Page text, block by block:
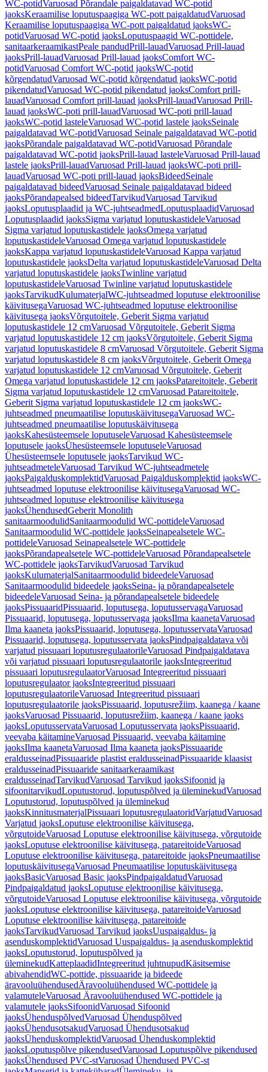
WC-potidVaruosad Põrandale paigaldatavad WC-potid
jaoksKeraamilise loputuspaagiga WC-pott paigaldatudVaruosad
Keraamilise loputuspaagiga WC-pott paigaldatud jaoksWC-
potidVaruosad WC-potid jaoksLoputuspaagid WC-pottidele,
sanitaarkeraamikastPeale pandudPrill-lauadVaruosad Prill-lauad
jaoksPrill-lauadVaruosad Prill-lauad jaoksComfort WC-
potidVaruosad Comfort WC-potid jaoksWC-potid
kõrgendatudVaruosad WC-potid kõrgendatud jaoksWC-potid
pikendatudVaruosad WC-potid pikendatud jaoksComfort prill-
lauadVaruosad Comfort prill-lauad jaoksPrill-lauadVaruosad Prill-
lauad jaoksWC-poti prill-lauadVaruosad WC-poti prill-lauad
jaoksWC-potid lasteleVaruosad WC-potid lastele jaoksSeinale
paigaldatavad WC-potidVaruosad Seinale paigaldatavad WC-potid
jaoksPõrandale paigaldatavad WC-potidVaruosad Põrandale
paigaldatavad WC-potid jaoksPrill-lauad lasteleVaruosad Prill-lauad
lastele jaoksPrill-lauadVaruosad Prill-lauad jaoksWC-poti prill-
lauadVaruosad WC-poti prill-lauad jaoksBideedSeinale
paigaldatavad bideedVaruosad Seinale paigaldatavad bideed
jaoksPõrandapealsed bideedTarvikudVaruosad Tarvikud
jaoksLoputusplaadid ja WC-juhtseadmedLoputusplaadidVaruosad
Loputusplaadid jaoksSigma varjatud loputuskastideleVaruosad
Sigma varjatud loputuskastidele jaoksOmega varjatud
loputuskastideleVaruosad Omega varjatud loputuskastidele
jaoksKappa varjatud loputuskastideleVaruosad Kappa varjatud
loputuskastidele jaoksDelta varjatud loputuskastideleVaruosad Delta
varjatud loputuskastidele jaoksTwinline varjatud
loputuskastideleVaruosad Twinline varjatud loputuskastidele
jaoksTarvikudKulumaterjalWC-juhtseadmed loputuse elektroonilise
käivitusegaVaruosad WC-juhtseadmed loputuse elektroonilise
käivitusega jaoksVõrgutoitele, Geberit Sigma varjatud
loputuskastidele 12 cmVaruosad Võrgutoitele, Geberit Sigma
varjatud loputuskastidele 12 cm jaoksVõrgutoitele, Geberit Sigma
varjatud loputuskastidele 8 cmVaruosad Võrgutoitele, Geberit Sigma
varjatud loputuskastidele 8 cm jaoksVõrgutoitele, Geberit Omega
varjatud loputuskastidele 12 cmVaruosad Võrgutoitele, Geberit
Omega varjatud loputuskastidele 12 cm jaoksPatareitoitele, Geberit
Sigma varjatud loputuskastidele 12 cmVaruosad Patareitoitele,
Geberit Sigma varjatud loputuskastidele 12 cm jaoksWC-
juhtseadmed pneumaatilise loputuskäivitusegaVaruosad WC-
juhtseadmed pneumaatilise loputuskäivitusega
jaoksKahesüsteemsele loputuseleVaruosad Kahesüsteemsele
loputusele jaoksÜhesüsteemsele loputuseleVaruosad
Ühesüsteemsele loputusele jaoksTarvikud WC-
juhtseadmeteleVaruosad Tarvikud WC-juhtseadmetele
jaoksPaigalduskomplektidVaruosad Paigalduskomplektid jaoksWC-
juhtseadmed loputuse elektroonilise käivitusegaVaruosad WC-
juhtseadmed loputuse elektroonilise käivitusega
jaoksÜhendusedGeberit Monolith
sanitaarmoodulidSanitaarmoodulid WC-pottideleVaruosad
Sanitaarmoodulid WC-pottidele jaoksSeinapealsetele WC-
pottideleVaruosad Seinapealsetele WC-pottidele
jaoksPõrandapealsetele WC-pottideleVaruosad Põrandapealsetele
WC-pottidele jaoksTarvikudVaruosad Tarvikud
jaoksKulumaterjalSanitaarmoodulid bideedeleVaruosad
Sanitaarmoodulid bideedele jaoksSeina- ja põrandapealsetele
bideedeleVaruosad Seina- ja põrandapealsetele bideedele
jaoksPissuaaridPissuaarid, loputusega, loputusservagaVaruosad
Pissuaarid, loputusega, loputusservaga jaoksIlma kaanetaVaruosad
Ilma kaaneta jaoksPissuaarid, loputusega, loputusservataVaruosad
Pissuaarid, loputusega, loputusservata jaoksPindpaigaldatava või
varjatud pissuaari loputusregulaatorileVaruosad Pindpaigaldatava
või varjatud pissuaari loputusregulaatorile jaoksIntegreeritud
pissuaari loputusregulaatorVaruosad Integreeritud pissuaari
loputusregulaator jaoksIntegreeritud pissuaari
loputusregulaatorileVaruosad Integreeritud pissuaari
loputusregulaatorile jaoksPissuaarid, loputusrežiim, kaanega / kaane
jaoksVaruosad Pissuaarid, loputusrežiim, kaanega / kaane jaoks
jaoksLoputusservataVaruosad Loputusservata jaoksPissuaarid,
veevaba käitamineVaruosad Pissuaarid, veevaba käitamine
jaoksIlma kaanetaVaruosad Ilma kaaneta jaoksPissuaaride
eraldusseinadPissuaaride plastist eraldusseinadPissuaaride klaasist
eraldusseinadPissuaaride sanitaarkeraamikast
eraldusseinadTarvikudVaruosad Tarvikud jaoksSifoonid ja
sifoonitarvikudLoputustorud, loputuspõlved ja üleminekudVaruosad
Loputustorud, loputuspõlved ja üleminekud
jaoksKinnitusmaterjalPissuaari loputusregulaatoridVarjatudVaruosad
Varjatud jaoksLoputuse elektroonilise käivitusega,
võrgutoideVaruosad Loputuse elektroonilise käivitusega, võrgutoide
jaoksLoputuse elektroonilise käivitusega, patareitoideVaruosad
Loputuse elektroonilise käivitusega, patareitoide jaoksPneumaatilise
loputuskäivitusegaVaruosad Pneumaatilise loputuskäivitusega
jaoksBasicVaruosad Basic jaoksPindpaigaldatudVaruosad
Pindpaigaldatud jaoksLoputuse elektroonilise käivitusega,
võrgutoideVaruosad Loputuse elektroonilise käivitusega, võrgutoide
jaoksLoputuse elektroonilise käivitusega, patareitoideVaruosad
Loputuse elektroonilise käivitusega, patareitoide
jaoksTarvikudVaruosad Tarvikud jaoksUuspaigaldus- ja
asenduskomplektidVaruosad Uuspaigaldus- ja asenduskomplektid
jaoksLoputustorud, loputuspõlved ja
üleminekudKatteplaadidIntegreeritud juhtnupudKäsitsemise
abivahendidWC-pottide, pissuaaride ja bideede
äravooluühendusedÄravooluühendused WC-pottidele ja
valamuteleVaruosad Äravooluühendused WC-pottidele ja
valamutele jaoksSifoonidVaruosad Sifoonid
jaoksÜhenduspõlvedVaruosad Ühenduspõlved
jaoksÜhendusotsakudVaruosad Ühendusotsakud
jaoksÜhenduskomplektidVaruosad Ühenduskomplektid
jaoksLoputuspõlve pikendusedVaruosad Loputuspõlve pikendused
jaoksÜhendused PVC-stVaruosad Ühendused PVC-st